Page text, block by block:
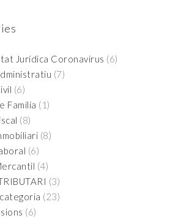
Jurídica Coronavirus (6)
(7)
(6)
Família (1)
(8)
(8)
(6)
(4)
(3)
(23)
(6)